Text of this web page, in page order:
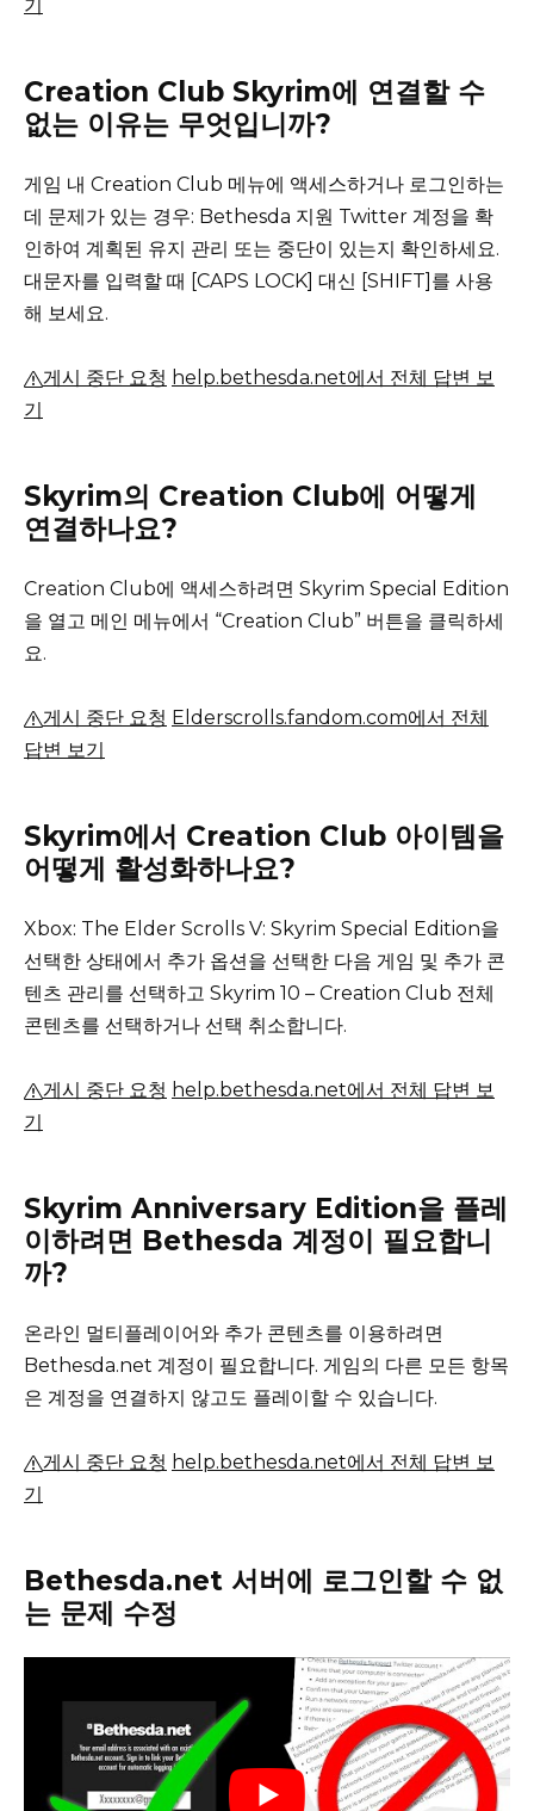
기
Creation Club Skyrim에 연결할 수
없는 이유는 무엇입니까?
게임 내 Creation Club 메뉴에 액세스하거나 로그인하는
데 문제가 있는 경우: Bethesda 지원 Twitter 계정을 확
인하여 계획된 유지 관리 또는 중단이 있는지 확인하세요.
대문자를 입력할 때 [CAPS LOCK] 대신 [SHIFT]를 사용
해 보세요.
게시 중단 요청 help.bethesda.net에서 전체 답변 보
기
Skyrim의 Creation Club에 어떻게
연결하나요?
Creation Club에 액세스하려면 Skyrim Special Edition
을 열고 메인 메뉴에서 “Creation Club” 버튼을 클릭하세
요.
게시 중단 요청 Elderscrolls.fandom.com에서 전체
답변 보기
Skyrim에서 Creation Club 아이템을
어떻게 활성화하나요?
Xbox: The Elder Scrolls V: Skyrim Special Edition을
선택한 상태에서 추가 옵션을 선택한 다음 게임 및 추가 콘
텐츠 관리를 선택하고 Skyrim 10 – Creation Club 전체
콘텐츠를 선택하거나 선택 취소합니다.
게시 중단 요청 help.bethesda.net에서 전체 답변 보
기
Skyrim Anniversary Edition을 플레
이하려면 Bethesda 계정이 필요합니
까?
온라인 멀티플레이어와 추가 콘텐츠를 이용하려면
Bethesda.net 계정이 필요합니다. 게임의 다른 모든 항목
은 계정을 연결하지 않고도 플레이할 수 있습니다.
게시 중단 요청 help.bethesda.net에서 전체 답변 보
기
Bethesda.net 서버에 로그인할 수 없
는 문제 수정